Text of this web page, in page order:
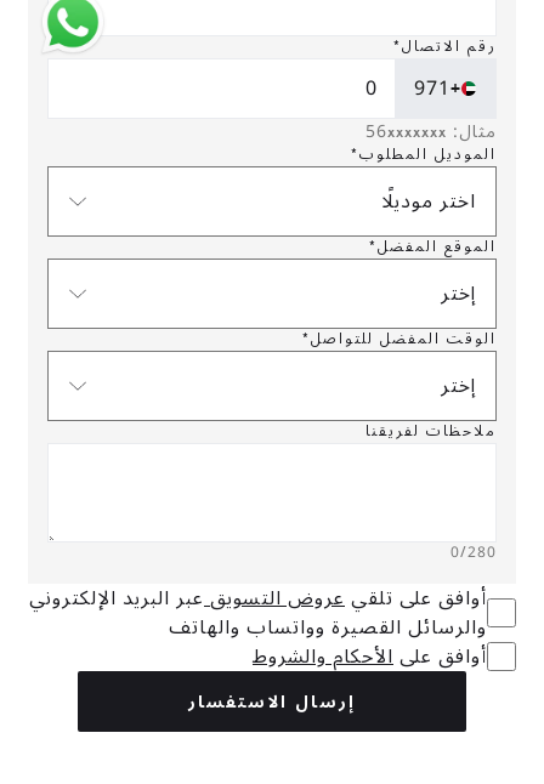
رقم الاتصال*
+971
مثال: 56xxxxxxx
الموديل المطلوب*
اختر موديلًا
الموقع المفضل*
إختر
الوقت المفضل للتواصل*
إختر
ملاحظات لفريقنا
0/280
أوافق على تلقيعروض التسويق عبر البريد الإلكتروني
والرسائل القصيرة وواتساب والهاتف
أوافق علىالأحكام والشروط
إرسال الاستفسار